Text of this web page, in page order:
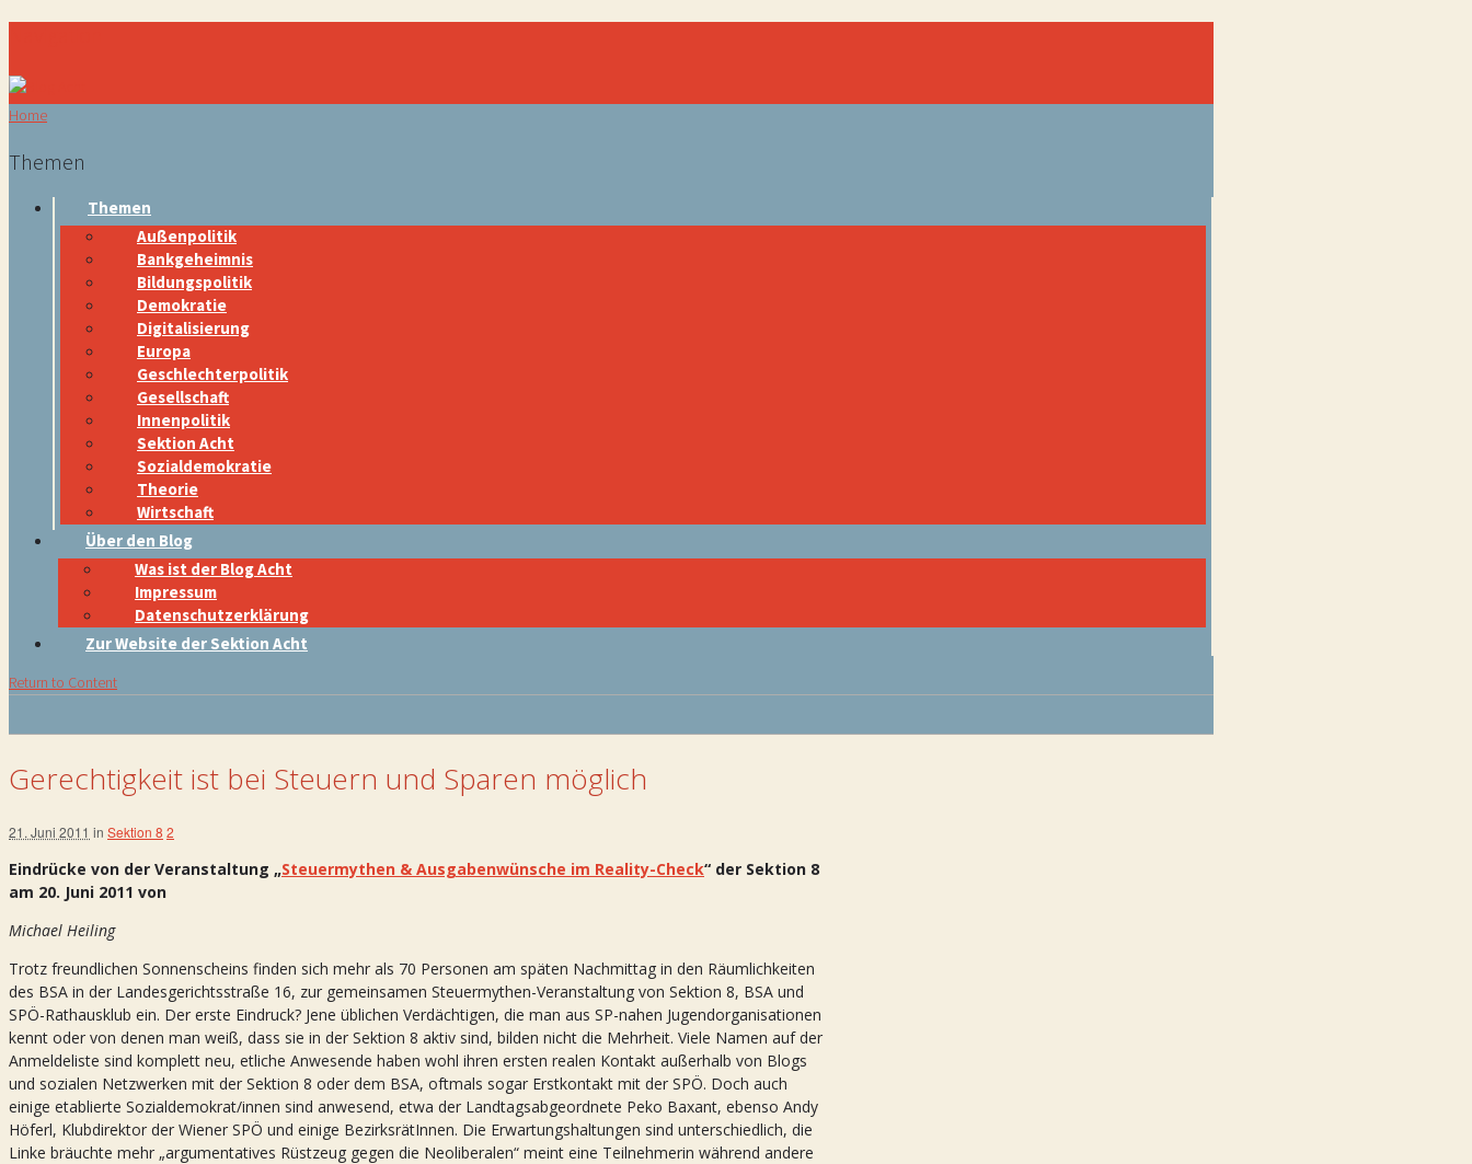
Home
Themen
Themen
Außenpolitik
Bankgeheimnis
Bildungspolitik
Demokratie
Digitalisierung
Europa
Geschlechterpolitik
Gesellschaft
Innenpolitik
Sektion Acht
Sozialdemokratie
Theorie
Wirtschaft
Über den Blog
Was ist der Blog Acht
Impressum
Datenschutzerklärung
Zur Website der Sektion Acht
Return to Content
Gerechtigkeit ist bei Steuern und Sparen möglich
21. Juni 2011 in Sektion 8 2
Eindrücke von der Veranstaltung „Steuermythen & Ausgabenwünsche im Reality-Check“ der Sektion 8
am 20. Juni 2011 von
Michael Heiling
Trotz freundlichen Sonnenscheins finden sich mehr als 70 Personen am späten Nachmittag in den Räumlichkeiten
des BSA in der Landesgerichtsstraße 16, zur gemeinsamen Steuermythen-Veranstaltung von Sektion 8, BSA und
SPÖ-Rathausklub ein. Der erste Eindruck? Jene üblichen Verdächtigen, die man aus SP-nahen Jugendorganisationen
kennt oder von denen man weiß, dass sie in der Sektion 8 aktiv sind, bilden nicht die Mehrheit. Viele Namen auf der
Anmeldeliste sind komplett neu, etliche Anwesende haben wohl ihren ersten realen Kontakt außerhalb von Blogs
und sozialen Netzwerken mit der Sektion 8 oder dem BSA, oftmals sogar Erstkontakt mit der SPÖ. Doch auch
einige etablierte Sozialdemokrat/innen sind anwesend, etwa der Landtagsabgeordnete Peko Baxant, ebenso Andy
Höferl, Klubdirektor der Wiener SPÖ und einige BezirksrätInnen. Die Erwartungshaltungen sind unterschiedlich, die
Linke bräuchte mehr „argumentatives Rüstzeug gegen die Neoliberalen“ meint eine Teilnehmerin während andere